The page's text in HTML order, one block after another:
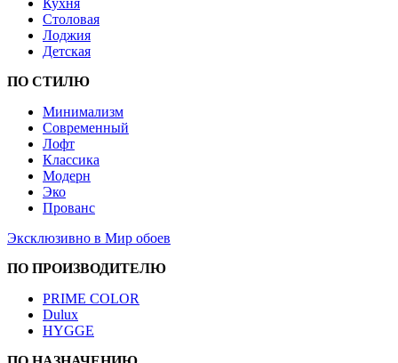
Кухня
Столовая
Лоджия
Детская
ПО СТИЛЮ
Минимализм
Современный
Лофт
Классика
Модерн
Эко
Прованс
Эксклюзивно в Мир обоев
ПО ПРОИЗВОДИТЕЛЮ
PRIME COLOR
Dulux
HYGGE